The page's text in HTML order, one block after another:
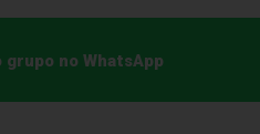
no WhatsApp